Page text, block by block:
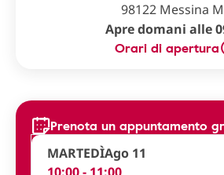
98122 Messina
Apre domani alle
Orari di apertura
Prenota un appuntamento
MARTEDÌAgo 11